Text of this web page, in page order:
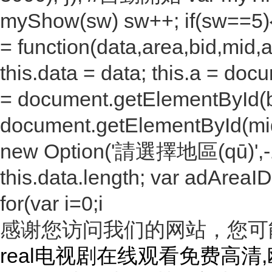
myShow(sw) sw++;
=
this.data = data; this.a =
=
new Option('請選擇地區
this.data.length; var
for(var i=0;i
感谢您访问我们的网站，您
real电视剧在线观看免费高